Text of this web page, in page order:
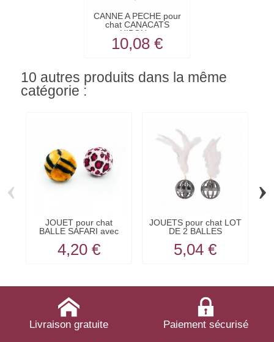
CANNE A PECHE pour
chat CANACATS
HIBOU...
10,08 €
10 autres produits dans la même
catégorie :
JOUET pour chat
BALLE SAFARI avec
4,20 €
JOUETS pour chat LOT
DE 2 BALLES
5,04 €
‹ ›
Livraison gratuite Paiement sécurisé